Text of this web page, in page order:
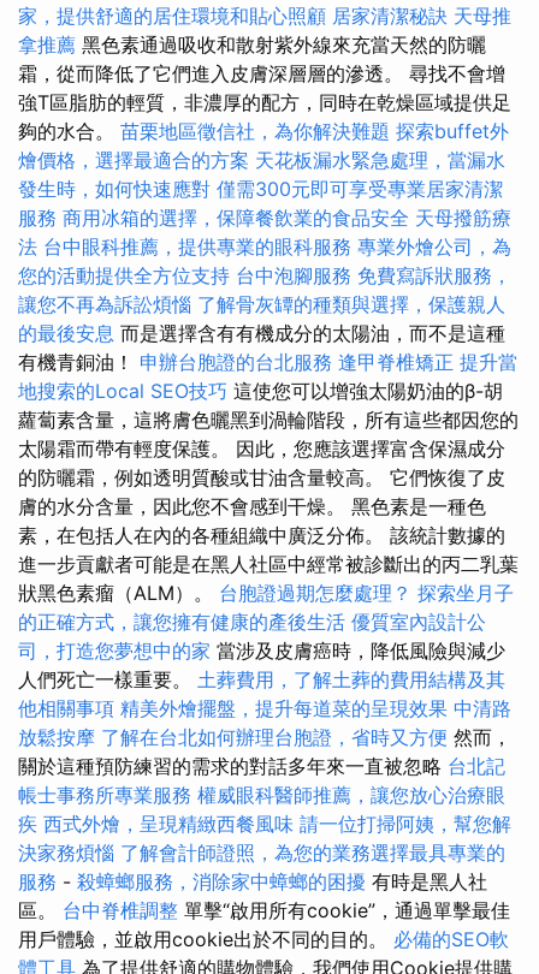
家，提供舒適的居住環境和貼心照顧 居家清潔秘訣 天母推
拿推薦 黑色素通過吸收和散射紫外線來充當天然的防曬
霜，從而降低了它們進入皮膚深層層的滲透。 尋找不會增
強T區脂肪的輕質，非濃厚的配方，同時在乾燥區域提供足
夠的水合。 苗栗地區徵信社，為你解決難題 探索buffet外
燴價格，選擇最適合的方案 天花板漏水緊急處理，當漏水
發生時，如何快速應對 僅需300元即可享受專業居家清潔
服務 商用冰箱的選擇，保障餐飲業的食品安全 天母撥筋療
法 台中眼科推薦，提供專業的眼科服務 專業外燴公司，為
您的活動提供全方位支持 台中泡腳服務 免費寫訴狀服務，
讓您不再為訴訟煩惱 了解骨灰罈的種類與選擇，保護親人
的最後安息 而是選擇含有有機成分的太陽油，而不是這種
有機青銅油！ 申辦台胞證的台北服務 逢甲脊椎矯正 提升當
地搜索的Local SEO技巧 這使您可以增強太陽奶油的β-胡
蘿蔔素含量，這將膚色曬黑到渦輪階段，所有這些都因您的
太陽霜而帶有輕度保護。 因此，您應該選擇富含保濕成分
的防曬霜，例如透明質酸或甘油含量較高。 它們恢復了皮
膚的水分含量，因此您不會感到干燥。 黑色素是一種色
素，在包括人在內的各種組織中廣泛分佈。 該統計數據的
進一步貢獻者可能是在黑人社區中經常被診斷出的丙二乳葉
狀黑色素瘤（ALM）。 台胞證過期怎麼處理？ 探索坐月子
的正確方式，讓您擁有健康的產後生活 優質室內設計公
司，打造您夢想中的家 當涉及皮膚癌時，降低風險與減少
人們死亡一樣重要。 土葬費用，了解土葬的費用結構及其
他相關事項 精美外燴擺盤，提升每道菜的呈現效果 中清路
放鬆按摩 了解在台北如何辦理台胞證，省時又方便 然而，
關於這種預防練習的需求的對話多年來一直被忽略 台北記
帳士事務所專業服務 權威眼科醫師推薦，讓您放心治療眼
疾 西式外燴，呈現精緻西餐風味 請一位打掃阿姨，幫您解
決家務煩惱 了解會計師證照，為您的業務選擇最具專業的
服務 - 殺蟑螂服務，消除家中蟑螂的困擾 有時是黑人社
區。 台中脊椎調整 單擊“啟用所有cookie”，通過單擊最佳
用戶體驗，並啟用cookie出於不同的目的。 必備的SEO軟
體工具 為了提供舒適的購物體驗，我們使用Cookie提供購